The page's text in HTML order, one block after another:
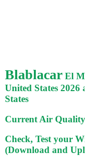
Blablacar El
United States 2026
States
Current Air Quality
Check, Test your
(Download and